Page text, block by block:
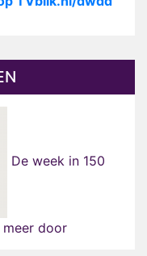
De week in 150
door